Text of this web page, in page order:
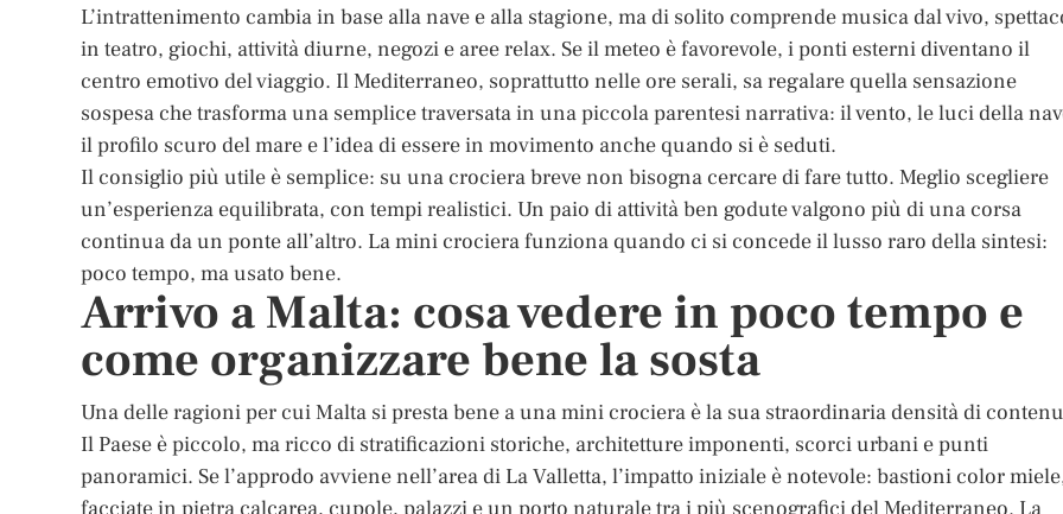
L’intrattenimento cambia in base alla nave e alla stagione, ma di solito comprende musica dal vivo,
in teatro, giochi, attività diurne, negozi e aree relax. Se il meteo è favorevole, i ponti esterni diventano il
centro emotivo del viaggio. Il Mediterraneo, soprattutto nelle ore serali, sa regalare quella sensazione
sospesa che trasforma una semplice traversata in una piccola parentesi narrativa: il vento, le luci della
il profilo scuro del mare e l’idea di essere in movimento anche quando si è seduti.
Il consiglio più utile è semplice: su una crociera breve non bisogna cercare di fare tutto. Meglio scegliere
un’esperienza equilibrata, con tempi realistici. Un paio di attività ben godute valgono più di una corsa
continua da un ponte all’altro. La mini crociera funziona quando ci si concede il lusso raro della sintesi:
poco tempo, ma usato bene.
Arrivo a Malta: cosa vedere in poco tempo e
come organizzare bene la sosta
Una delle ragioni per cui Malta si presta bene a una mini crociera è la sua straordinaria densità di
Il Paese è piccolo, ma ricco di stratificazioni storiche, architetture imponenti, scorci urbani e punti
panoramici. Se l’approdo avviene nell’area di La Valletta, l’impatto iniziale è notevole: bastioni color
facciate in pietra calcarea, cupole, palazzi e un porto naturale tra i più scenografici del Mediterraneo. La